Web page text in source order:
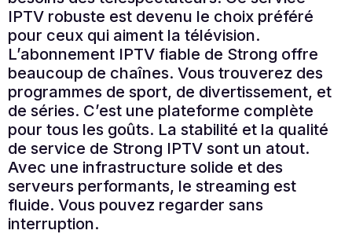
IPTV robuste est devenu le choix préféré
pour ceux qui aiment la télévision.
L’abonnement IPTV fiable de Strong offre
beaucoup de chaînes. Vous trouverez des
programmes de sport, de divertissement, et
de séries. C’est une plateforme complète
pour tous les goûts. La stabilité et la qualité
de service de Strong IPTV sont un atout.
Avec une infrastructure solide et des
serveurs performants, le streaming est
fluide. Vous pouvez regarder sans
interruption.